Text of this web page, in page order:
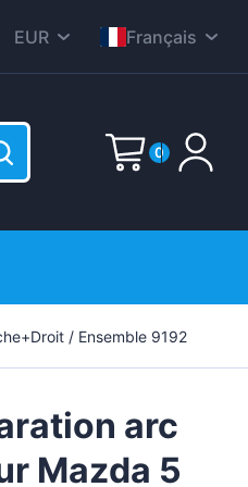
EUR
DKK
GBP
SEK
USD
Français
Español
Suomen
0
Sign up now
/ Ensemble 9192
arc
Mazda 5